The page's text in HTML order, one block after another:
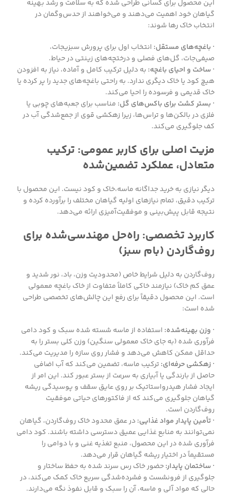
این محصول برای کسانی طراحی شده که به سلامت و رشد بهینه
گیاهان خود اهمیت می‌دهند و می‌خواهند از حدس‌و‌گمان در
انتخاب خاک رها شوند:
· باغچه‌های مستقل: انتخاب اول برای پرورش سبزیجات،
صیفی‌جات، گل‌های فصلی و درختچه‌های زینتی در حیاط.
· ساخت و احیای باغچه: به دلیل ترکیب کامل و آماده، نیاز به افزودن
هیچ کود یا خاک دیگری ندارد. به راحتی باغچه‌های جدید را پر کرده یا
خاک قدیمی و فرسوده را احیا می‌کند.
· بستر کشت برای باکس‌های گل: مناسب برای جعبه‌های چوبی یا
فلزی در بالکن‌ها و تراس‌ها، زیرا زهکشی قوی از جمع‌شدگی آب در
کف جلوگیری می‌کند.
مزیت اصلی برای کاربر عمومی: ترکیب
متعادل، عملکرد تضمین‌شده
دیگر نیازی به خرید جداگانه ماسه،خاک و کود نیست. این محصول با
ترکیب دقیق، تمام نیازهای اولیه گیاهان مختلف را برآورده کرده و
نتیجه قابل پیش‌بینی و موفقیت‌آمیزی ارائه می‌دهد.
کاربرد تخصصی: راه‌حل مهندسی‌شده برای
روف‌گاردن (بام سبز)
روف‌گاردن به دلیل شرایط خاص (محدودیت وزن، باد، نور شدید و
عمق کم خاک) نیازمند خاکی کاملاً متفاوت از خاک باغچه معمولی
است. این محصول دقیقاً برای رفع این چالش‌های تخصصی طراحی
شده است:
· وزن بهینه‌شده: استفاده از ماسه شسته شده سبک و کود دامی
فرآوری شده (به جای خاک معمولی سنگین) وزن کلی بستر را به
حداقل ممکن کاهش می‌دهد و فشار روی سازه را مدیریت می‌کند.
· زهکشی حرفه‌ای:ترکیب ماسه، تضمین می‌کند که آب اضافی
حاصل از بارندگی یا آبیاری به سرعت از بستر عبور کند. این امر از
ایجاد فشار هیدرواستاتیک بر روی عایق سقف و پوسیدگی ریشه
گیاهان جلوگیری می‌کند که از فاکتورهای حیاتی موفقیت
روف‌گاردن است.
· تأمین پایدار مواد غذایی:در عمق محدود خاک روف‌گاردن، گیاهان
نمی‌توانند به منابع غذایی عمیق دسترسی داشته باشند. کود دامی
فرآوری شده در این محصول، منبع تغذیه غنی و با دوامی را
مستقیماً در اختیار ریشه گیاهان قرار می‌دهد.
· ساختمان پایدار:حضور خاک رس سرند شده به حفظ ساختار و
جلوگیری از فرونشست و فشرده‌شدگی سریع خاک کمک می‌کند، در
حالی که مواد آلی و ماسه، آن را سبک و قابل نفوذ نگه می‌دارند.